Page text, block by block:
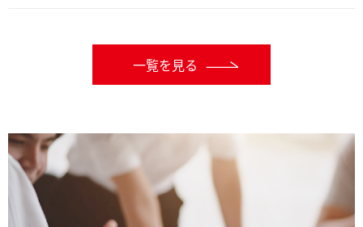
一覧を見る